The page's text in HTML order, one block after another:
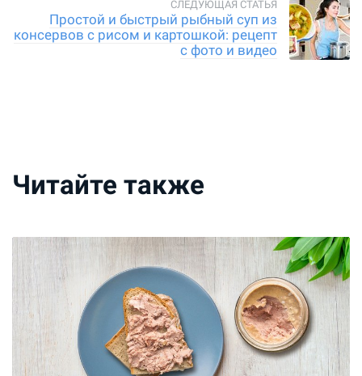
Простой и быстрый рыбный суп из
консервов с рисом и картошкой: рецепт
с фото и видео
Читайте также